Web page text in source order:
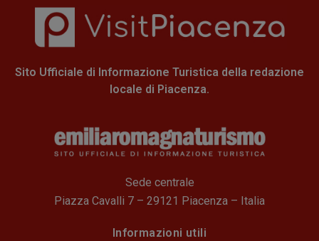
Sito Ufficiale di Informazione Turistica della redazione
locale di Piacenza.
Sede centrale
Piazza Cavalli 7 – 29121 Piacenza – Italia
Informazioni utili